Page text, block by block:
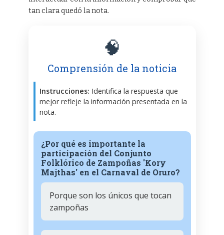
tan clara quedó la nota.
🧠
Comprensión de la noticia
Instrucciones: Identifica la respuesta que
mejor refleje la información presentada en la
nota.
¿Por qué es importante la
participación del Conjunto
Folklórico de Zampoñas 'Kory
Majthas' en el Carnaval de Oruro?
Porque son los únicos que tocan
zampoñas